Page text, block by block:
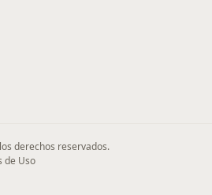
derechos reservados.
de Uso